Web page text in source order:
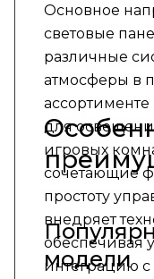
Основное
световые
различные
атмосферы в
ассортименте
для
игровых
сочетающие
простоту управления.
внедряет
обеспечивая
интеграцию
модели